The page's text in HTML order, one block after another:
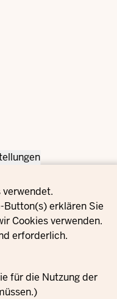
erklären Sie
Cookies verwenden.
erforderlich.
für die Nutzung der